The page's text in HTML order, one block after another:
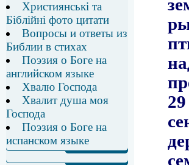
Християнські та
Біблійні фото цитати
Вопросы и ответы из
Библии в стихах
Поэзия о Боге на
английском языке
Хвалю Господа
Хвалит душа моя
Господа
Поэзия о Боге на
испанском языке